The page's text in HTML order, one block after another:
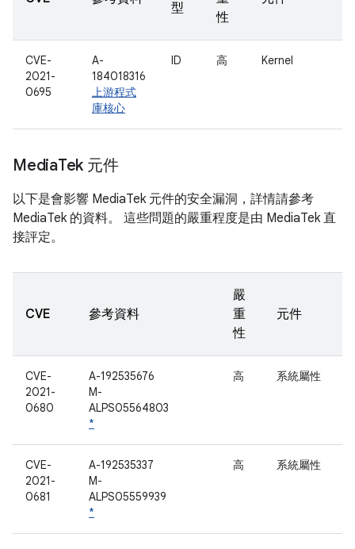
型
性
CVE-
2021-
0695
A-
184018316
上游程式
庫核心
ID 高 Kernel
MediaTek 元件
以下是會影響 MediaTek 元件的安全漏洞，詳情請參考
MediaTek 的資料。 這些問題的嚴重程度是由 MediaTek 直
接評定。
CVE 參考資料
嚴
重
性
元件
CVE-
2021-
0680
A-192535676
M-
ALPS05564803
*
高 系統屬性
CVE-
2021-
0681
A-192535337
M-
ALPS05559939
*
高 系統屬性